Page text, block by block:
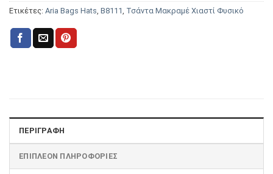
Ετικέτες: Aria Bags Hats, Β8111, Τσάντα Μακραμέ Χιαστί Φυσικό
ΠΕΡΙΓΡΑΦΉ
ΕΠΙΠΛΈΟΝ ΠΛΗΡΟΦΟΡΊΕΣ